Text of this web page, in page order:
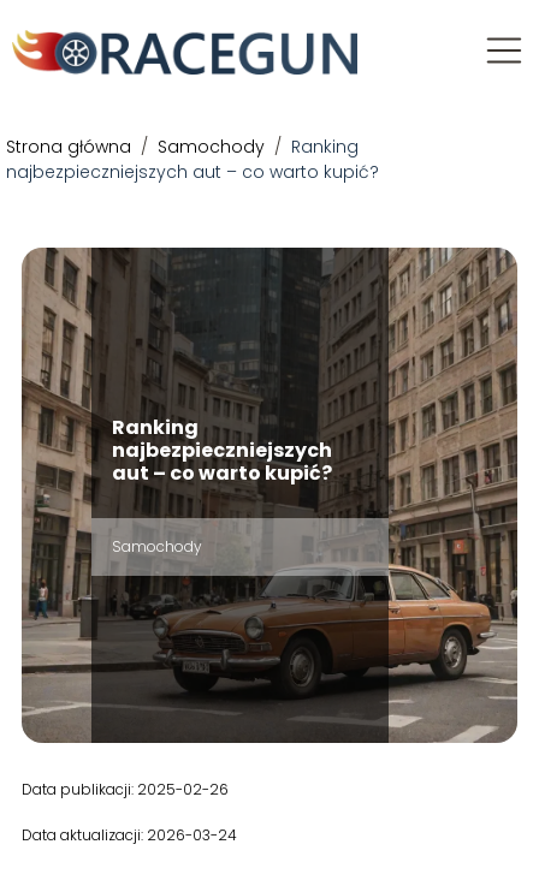
Strona główna / Samochody / Ranking
najbezpieczniejszych aut – co warto kupić?
Ranking
najbezpieczniejszych
aut – co warto kupić?
Samochody
Data publikacji: 2025-02-26
Data aktualizacji: 2026-03-24